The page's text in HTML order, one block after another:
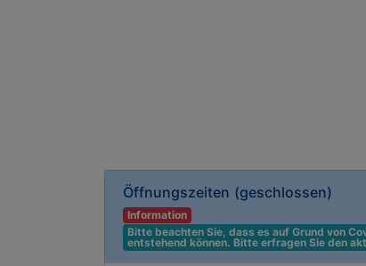
Öffnungszeiten (geschlossen)
Information
Bitte beachten Sie, dass es auf Grund von
entstehend können. Bitte erfragen Sie den